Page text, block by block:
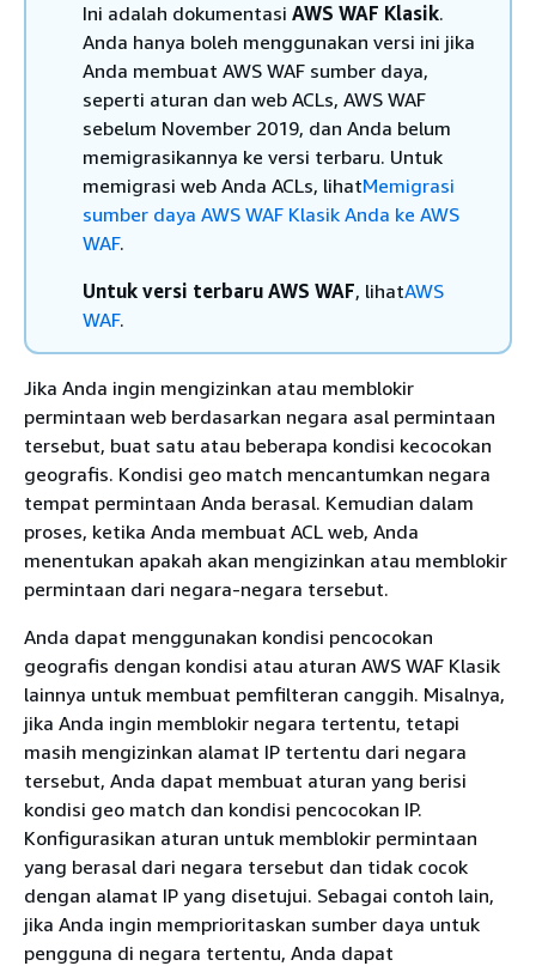
Ini adalah dokumentasi AWS WAF Klasik.
Anda hanya boleh menggunakan versi ini jika
Anda membuat AWS WAF sumber daya,
seperti aturan dan web ACLs, AWS WAF
sebelum November 2019, dan Anda belum
memigrasikannya ke versi terbaru. Untuk
memigrasi web Anda ACLs, lihatMemigrasi
sumber daya AWS WAF Klasik Anda ke AWS
WAF.
Untuk versi terbaru AWS WAF, lihatAWS
WAF.
Jika Anda ingin mengizinkan atau memblokir
permintaan web berdasarkan negara asal permintaan
tersebut, buat satu atau beberapa kondisi kecocokan
geografis. Kondisi geo match mencantumkan negara
tempat permintaan Anda berasal. Kemudian dalam
proses, ketika Anda membuat ACL web, Anda
menentukan apakah akan mengizinkan atau memblokir
permintaan dari negara-negara tersebut.
Anda dapat menggunakan kondisi pencocokan
geografis dengan kondisi atau aturan AWS WAF Klasik
lainnya untuk membuat pemfilteran canggih. Misalnya,
jika Anda ingin memblokir negara tertentu, tetapi
masih mengizinkan alamat IP tertentu dari negara
tersebut, Anda dapat membuat aturan yang berisi
kondisi geo match dan kondisi pencocokan IP.
Konfigurasikan aturan untuk memblokir permintaan
yang berasal dari negara tersebut dan tidak cocok
dengan alamat IP yang disetujui. Sebagai contoh lain,
jika Anda ingin memprioritaskan sumber daya untuk
pengguna di negara tertentu, Anda dapat